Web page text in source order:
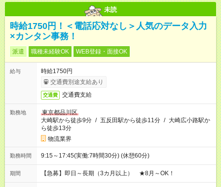
未読
時給1750円！＜電話応対なし＞人気のデータ入力
×カンタン事務！
派遣 職種未経験OK WEB登録・面接OK
給与
時給1750円
交通費別途支給あり
交通費 交通費支給
勤務地
東京都品川区
大崎駅から徒歩9分 / 五反田駅から徒歩11分 / 大崎広小路駅か
ら徒歩13分
物流業界
勤務時間 9:15～17:45(実働:7時間30分) (休憩60分)
期間 【急募】即日～長期（3カ月以上） ★8月～OK！